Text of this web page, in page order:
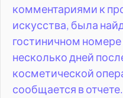
комментариями к
искусства, была
гостиничном номере
несколько дней
косметической
сообщается в отчете.